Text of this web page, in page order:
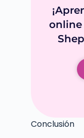
Conclusión